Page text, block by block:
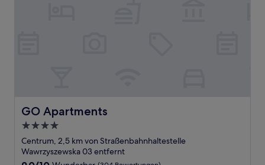
GO Apartments
GO Apartments
4.0-
Sterne-
Unterkunft
Centrum, 2,5 km von Straßenbahnhaltestelle
Wawrzyszewska 03 entfernt